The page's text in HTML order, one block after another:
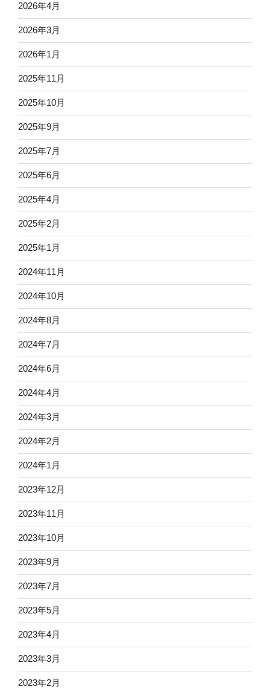
2026年4月
2026年3月
2026年1月
2025年11月
2025年10月
2025年9月
2025年7月
2025年6月
2025年4月
2025年2月
2025年1月
2024年11月
2024年10月
2024年8月
2024年7月
2024年6月
2024年4月
2024年3月
2024年2月
2024年1月
2023年12月
2023年11月
2023年10月
2023年9月
2023年7月
2023年5月
2023年4月
2023年3月
2023年2月